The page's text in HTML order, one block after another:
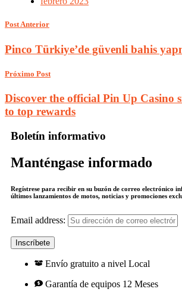
Post Anterior
Pinco Türkiye’de güvenli bahis
Próximo Post
Discover the official Pin Up Casino
to top rewards
Boletín informativo
Manténgase informado
Regístrese para recibir en su buzón de correo electrónico
últimos lanzamientos de motos, noticias y promociones
Email address:
Envío gratuito a nivel Local
Garantía de equipos 12 Meses